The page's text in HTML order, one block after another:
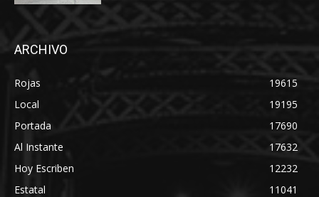
ARCHIVO
Rojas
19615
Local
19195
Portada
17690
Al Instante
17632
Hoy Escriben
12232
Estatal
11041